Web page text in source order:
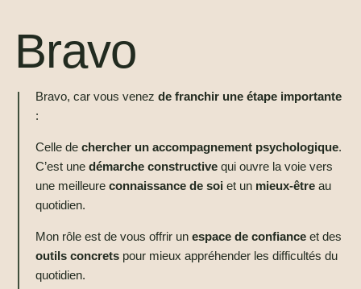
Bravo
Bravo, car vous venezde franchir une étape importante
:
Celle dechercher un accompagnement psychologique.
C’est unedémarche constructive qui ouvre la voie vers
une meilleureconnaissance de soi et un mieux-être au
quotidien.
Mon rôle est de vous offrir unespace de confiance et des
outils concrets pour mieux appréhender les difficultés du
quotidien.